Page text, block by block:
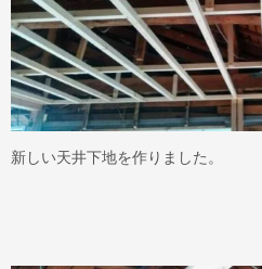
新しい天井下地を作りました。